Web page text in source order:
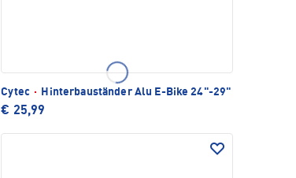
Cytec · Hinterbauständer Alu E-Bike 24"-29"
€ 25,99